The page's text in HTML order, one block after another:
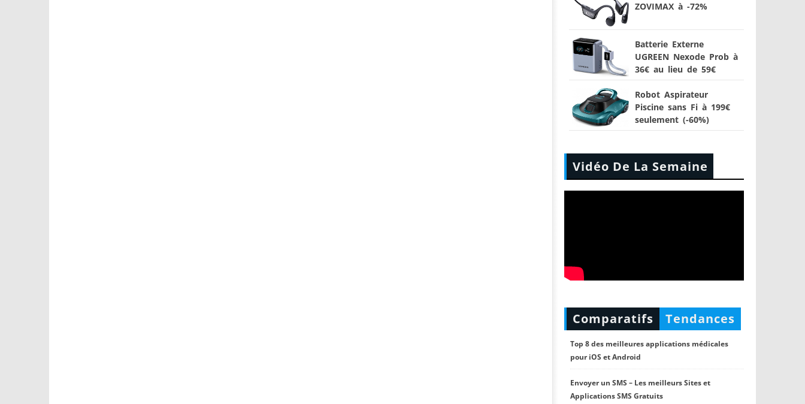
ZOVIMAX à -72%
Batterie Externe
UGREEN Nexode Prob à
36€ au lieu de 59€
Robot Aspirateur
Piscine sans Fi à 199€
seulement (-60%)
Vidéo De La Semaine
Comparatifs Tendances
Top 8 des meilleures applications médicales
pour iOS et Android
Envoyer un SMS – Les meilleurs Sites et
Applications SMS Gratuits